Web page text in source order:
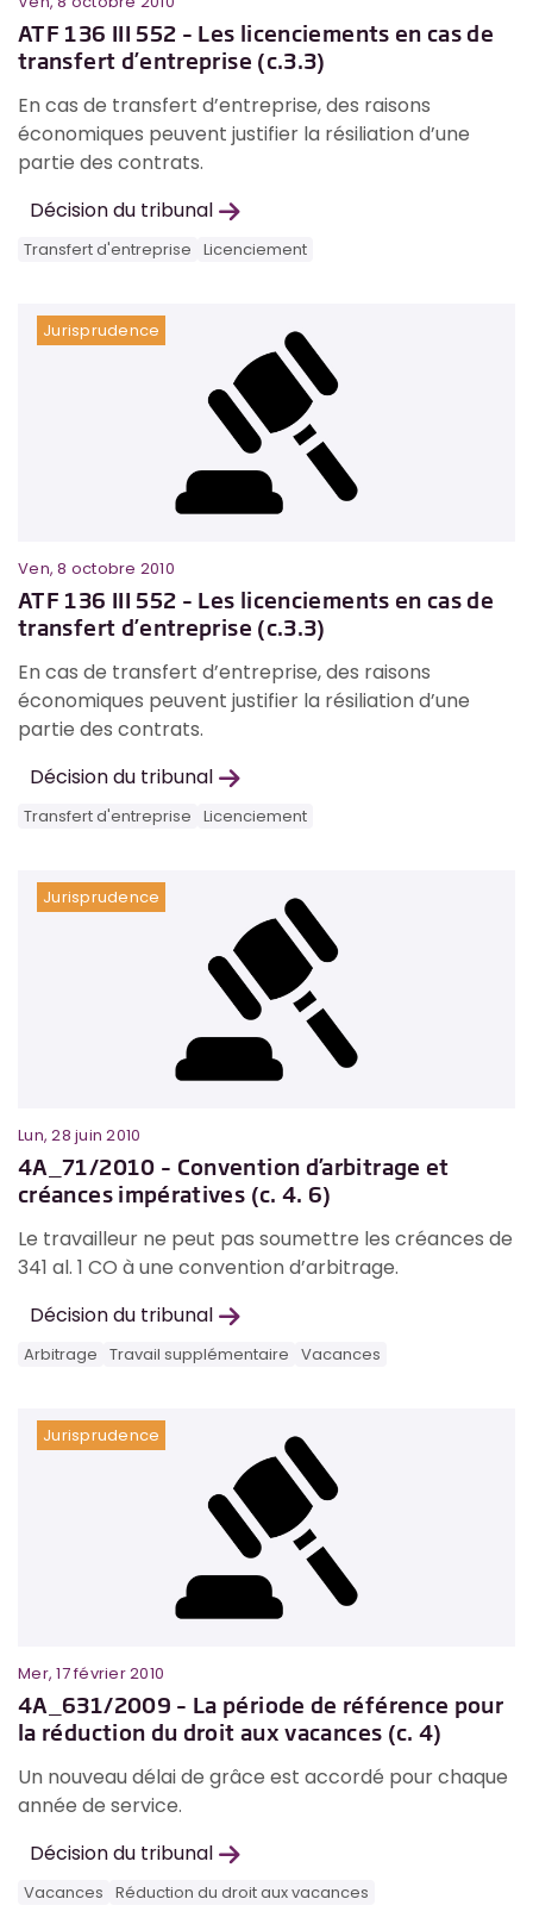
ATF 136 III 552 – Les licenciements en cas de
transfert d’entreprise (c.3.3)
En cas de transfert d’entreprise, des raisons
économiques peuvent justifier la résiliation d’une
partie des contrats.
Décision du tribunal
Transfert d'entreprise Licenciement
Jurisprudence
Ven, 8 octobre 2010
ATF 136 III 552 – Les licenciements en cas de
transfert d’entreprise (c.3.3)
En cas de transfert d’entreprise, des raisons
économiques peuvent justifier la résiliation d’une
partie des contrats.
Décision du tribunal
Transfert d'entreprise Licenciement
Jurisprudence
Lun, 28 juin 2010
4A_71/2010 – Convention d’arbitrage et
créances impératives (c. 4. 6)
Le travailleur ne peut pas soumettre les créances de
341 al. 1 CO à une convention d’arbitrage.
Décision du tribunal
Arbitrage Travail supplémentaire Vacances
Jurisprudence
Mer, 17 février 2010
4A_631/2009 – La période de référence pour
la réduction du droit aux vacances (c. 4)
Un nouveau délai de grâce est accordé pour chaque
année de service.
Décision du tribunal
Vacances Réduction du droit aux vacances